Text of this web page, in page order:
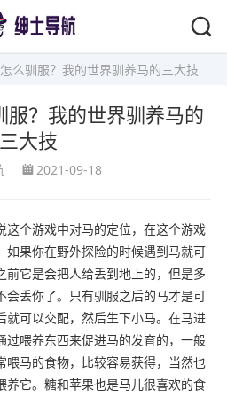
么驯服？我的世界驯养马的三大技
服？我的世界驯养马的
三大技
2021-09-18
这个游戏中对马的定位，在这个游戏
如果你在野外探险的时候遇到马就可
前它是会把人给丢到地上的，但是多
会丢你了。只有驯服之后的马才是可
就可以交配，然后生下小马。在马进
过喂养东西来促进马的发育的，一般
喂马的食物，比较容易获得，当然也
养它。糖和苹果也是马儿很喜欢的食